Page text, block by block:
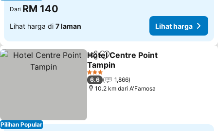
Dari RM 140
Lihat harga di 7 laman Lihat harga
Pilihan Popular
KongsiTambah ke favorit
Hotel Centre Point
Tampin
Lihat harga
3 Bintang
6.6
1,866
10.2 km dari A'Famosa